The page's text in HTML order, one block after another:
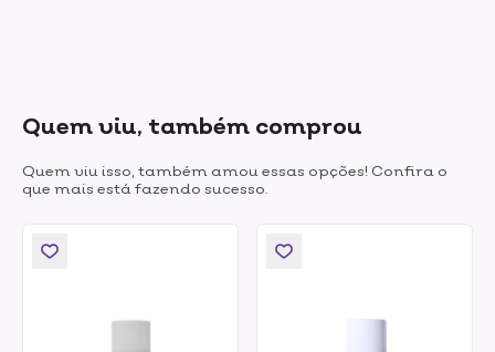
Quem viu, também comprou
Quem viu isso, também amou essas opções! Confira o
que mais está fazendo sucesso.